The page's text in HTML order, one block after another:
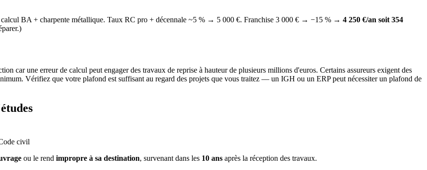
calcul BA + charpente métallique. Taux RC pro + décennale ~5 % → 5 000 €. Franchise 3 000 € → −15 % → 4 250 €/an soit 354
car une erreur de calcul peut engager des travaux de reprise à hauteur de plusieurs millions d'euros. Certains assureurs exigent des
Vérifiez que votre plafond est suffisant au regard des projets que vous traitez — un IGH ou un ERP peut nécessiter un plafond de
civil
ou le rend impropre à sa destination, survenant dans les 10 ans après la réception des travaux.